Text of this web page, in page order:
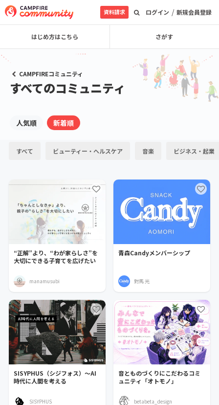
ログイン / 新規会員登録
資料請求
はじめ方はこちら さがす
CAMPFIREコミュニティ
すべてのコミュニティ
人気順 新着順
すべて ビューティー・ヘルスケア 音楽 ビジネス・起業
“正解”より、“わが家らしさ”を
大切にできる子育てを広げたい
manamusubi
青森Candyメンバーシップ
對馬 光
SISYPHUS（シジフォス）〜AI
時代に人間を考える
SISYPHUS
音とものづくりにこだわるコミ
ュニティ「オトモノ」
betabeta_design